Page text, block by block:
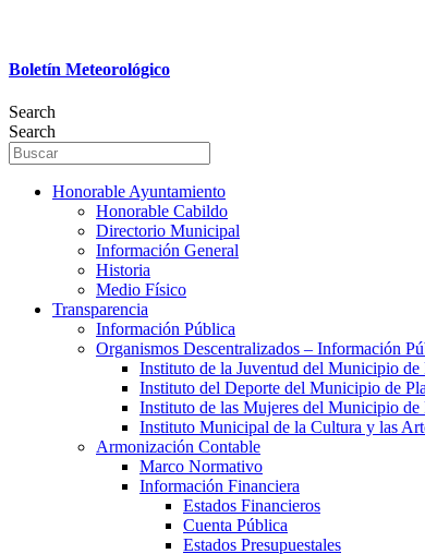
Boletín Meteorológico
Search
Search
Honorable Ayuntamiento
Honorable Cabildo
Directorio Municipal
Información General
Historia
Medio Físico
Transparencia
Información Pública
Organismos Descentralizados – Información
Instituto de la Juventud del Municipio de
Instituto del Deporte del Municipio de
Instituto de las Mujeres del Municipio de
Instituto Municipal de la Cultura y las
Armonización Contable
Marco Normativo
Información Financiera
Estados Financieros
Cuenta Pública
Estados Presupuestales